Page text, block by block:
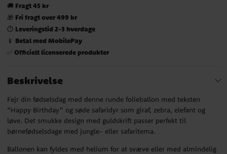
🚚 Fragt 45 kr
🎁 Fri fragt over 499 kr
⏱️ Leveringstid 2-3 hverdage
📱 Betal med MobilePay
✅ Officielt licenserede produkter
Beskrivelse
Fejr din fødselsdag med denne runde folieballon med teksten
“Happy Birthday” og søde safaridyr som giraf, zebra, elefant og
løve. Det smukke design med guldskrift passer perfekt til
børnefødselsdage med jungle- eller safaritema.
Ballonen kan fyldes med helium for at svæve eller med almindelig